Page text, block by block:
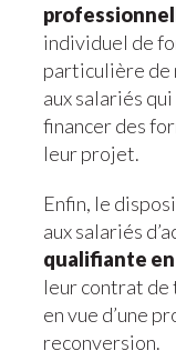
individuel de
particulière de
aux salariés
financer des
leur projet.
Enfin, le
aux salariés
qualifiante
leur contrat
en vue d’une
reconversion.